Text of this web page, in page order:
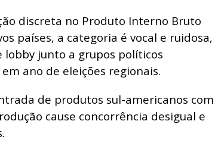
discreta no Produto Interno Bruto
países, a categoria é vocal e ruidosa,
junto a grupos políticos
ano de eleições regionais.
de produtos sul-americanos com
cause concorrência desigual e